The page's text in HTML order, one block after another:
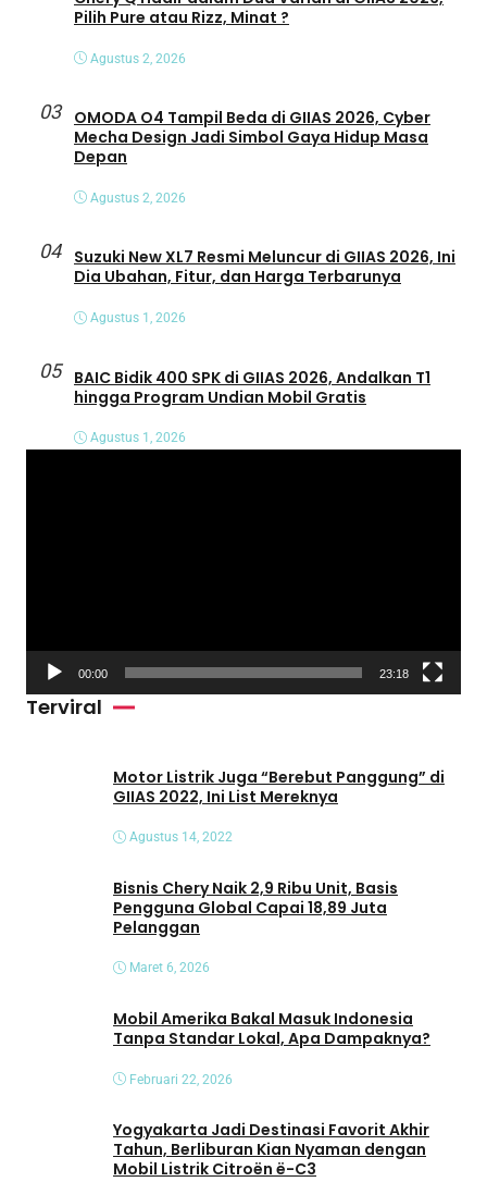
Pilih Pure atau Rizz, Minat ?
Agustus 2, 2026
03
OMODA O4 Tampil Beda di GIIAS 2026, Cyber
Mecha Design Jadi Simbol Gaya Hidup Masa
Depan
Agustus 2, 2026
04
Suzuki New XL7 Resmi Meluncur di GIIAS 2026, Ini
Dia Ubahan, Fitur, dan Harga Terbarunya
Agustus 1, 2026
05
BAIC Bidik 400 SPK di GIIAS 2026, Andalkan T1
hingga Program Undian Mobil Gratis
Agustus 1, 2026
d
00:00 23:18
Terviral
Motor Listrik Juga “Berebut Panggung” di
GIIAS 2022, Ini List Mereknya
Agustus 14, 2022
Bisnis Chery Naik 2,9 Ribu Unit, Basis
Pengguna Global Capai 18,89 Juta
Pelanggan
Maret 6, 2026
Mobil Amerika Bakal Masuk Indonesia
Tanpa Standar Lokal, Apa Dampaknya?
Februari 22, 2026
Yogyakarta Jadi Destinasi Favorit Akhir
Tahun, Berliburan Kian Nyaman dengan
Mobil Listrik Citroën ë-C3